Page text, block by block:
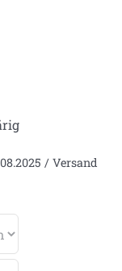
/ Versand